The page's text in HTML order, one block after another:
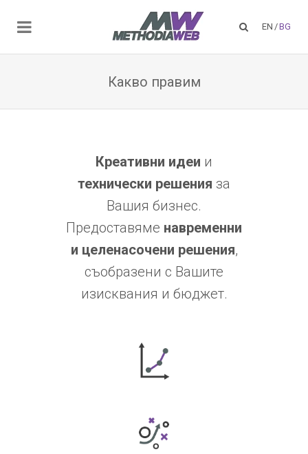
EN /BG
Какво правим
Креативни идеи и
технически решения за
Вашия бизнес.
Предоставяме навременни
и целенасочени решения,
съобразени с Вашите
изисквания и бюджет.